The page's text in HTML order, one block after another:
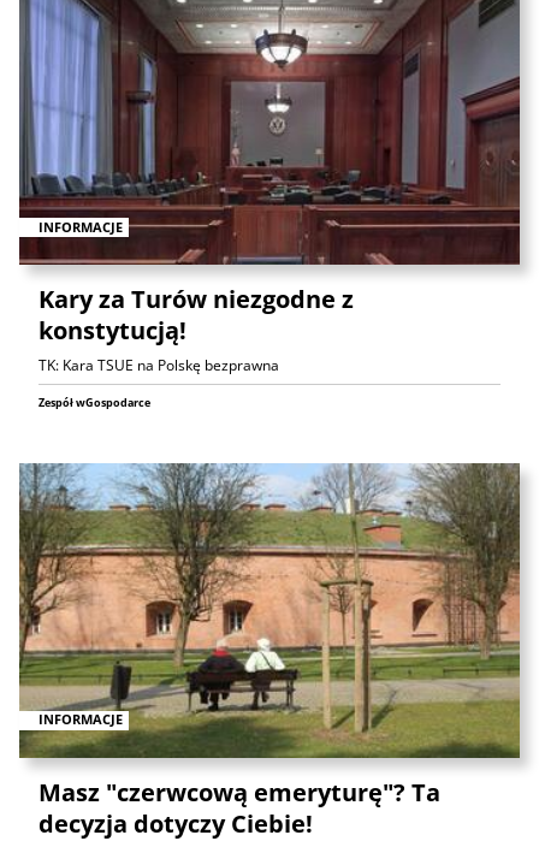
INFORMACJE
Kary za Turów niezgodne z
konstytucją!
TK: Kara TSUE na Polskę bezprawna
Zespół wGospodarce
INFORMACJE
Masz "czerwcową emeryturę"? Ta
decyzja dotyczy Ciebie!